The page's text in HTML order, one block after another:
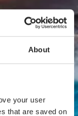
About
your user
that are saved on